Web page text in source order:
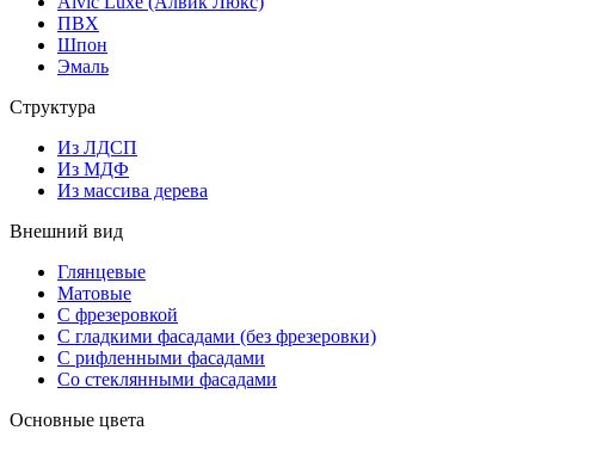
ПВХ
Шпон
Эмаль
Структура
Из ЛДСП
Из МДФ
Из массива дерева
Внешний вид
Глянцевые
Матовые
С фрезеровкой
С гладкими фасадами (без фрезеровки)
С рифленными фасадами
Со стеклянными фасадами
Основные цвета